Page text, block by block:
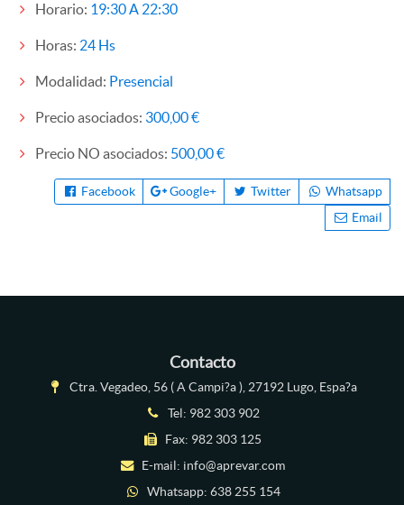
Horario: 19:30 A 22:30
Horas: 24 Hs
Modalidad: Presencial
Precio asociados: 300,00 €
Precio NO asociados: 500,00 €
Facebook Google+ Twitter
Whatsapp
Email
Contacto
Ctra. Vegadeo, 56 ( A Campi?a ), 27192 Lugo, Espa?a
Tel: 982 303 902
Fax: 982 303 125
E-mail: info@aprevar.com
Whatsapp: 638 255 154